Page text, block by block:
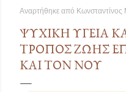
Αναρτήθηκε από Κωνσταντίνος
ΨΥΧΙΚΉ ΥΓΕΊΑ
ΤΡΌΠΟΣ ΖΩΉΣ
ΚΑΙ ΤΟΝ ΝΟΥ